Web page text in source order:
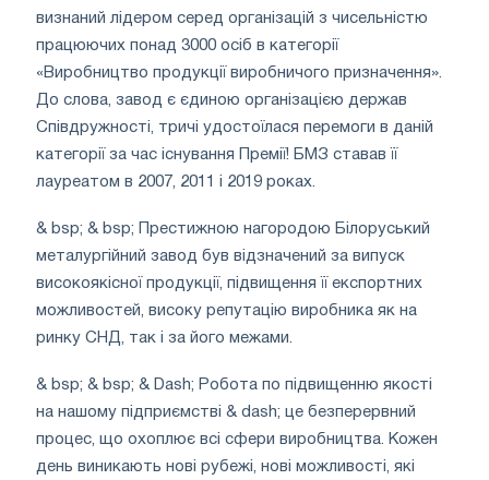
визнаний лідером серед організацій з чисельністю
працюючих понад 3000 осіб в категорії
«Виробництво продукції виробничого призначення».
До слова, завод є єдиною організацією держав
Співдружності, тричі удостоїлася перемоги в даній
категорії за час існування Премії! БМЗ ставав її
лауреатом в 2007, 2011 і 2019 роках.
& bsp; & bsp; Престижною нагородою Білоруський
металургійний завод був відзначений за випуск
високоякісної продукції, підвищення її експортних
можливостей, високу репутацію виробника як на
ринку СНД, так і за його межами.
& bsp; & bsp; & Dash; Робота по підвищенню якості
на нашому підприємстві & dash; це безперервний
процес, що охоплює всі сфери виробництва. Кожен
день виникають нові рубежі, нові можливості, які